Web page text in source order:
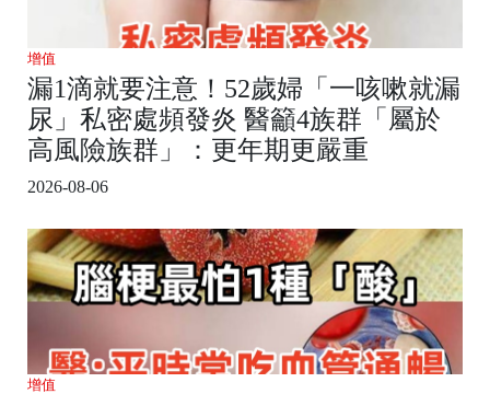
增值
漏1滴就要注意！52歲婦「一咳嗽就漏
尿」私密處頻發炎 醫籲4族群「屬於
高風險族群」：更年期更嚴重
2026-08-06
增值